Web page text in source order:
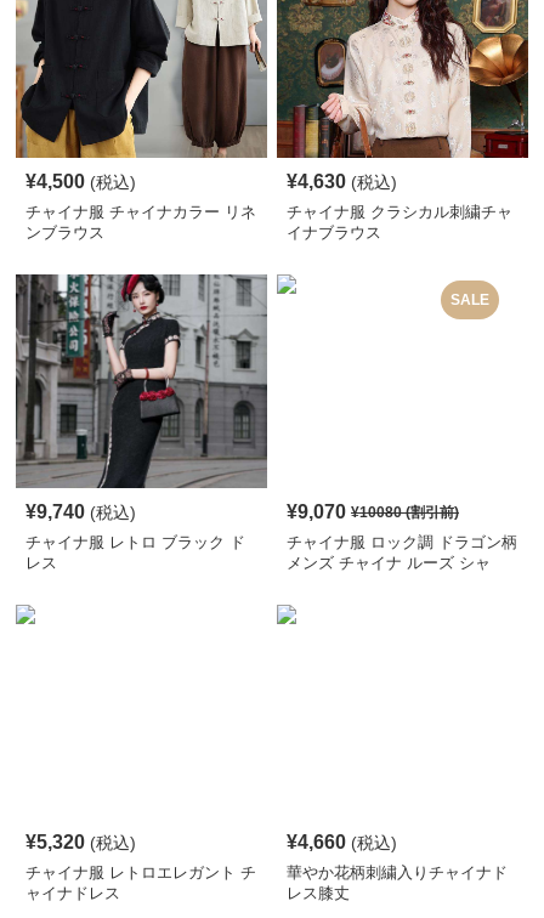
¥4,500 (税込)
チャイナ服 チャイナカラー リネ
ンブラウス
¥4,630 (税込)
チャイナ服 クラシカル刺繍チャ
イナブラウス
¥9,740 (税込)
チャイナ服 レトロ ブラック ド
レス
SALE
¥9,070 ¥10080(割引前)
チャイナ服 ロック調 ドラゴン柄
メンズ チャイナ ルーズ シャ
¥5,320 (税込)
チャイナ服 レトロエレガント チ
ャイナドレス
¥4,660 (税込)
華やか花柄刺繍入りチャイナド
レス膝丈